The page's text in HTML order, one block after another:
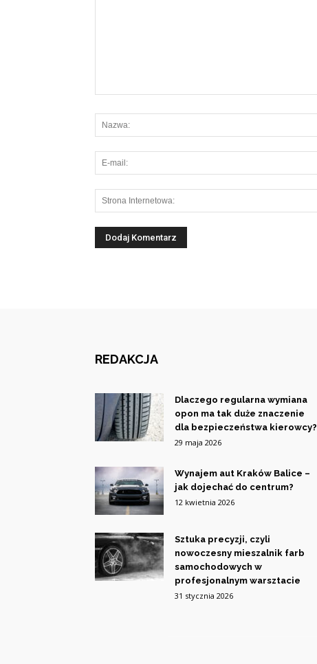
REDAKCJA
Dlaczego regularna wymiana
opon ma tak duże znaczenie
dla bezpieczeństwa kierowcy?
29 maja 2026
Wynajem aut Kraków Balice –
jak dojechać do centrum?
12 kwietnia 2026
Sztuka precyzji, czyli
nowoczesny mieszalnik farb
samochodowych w
profesjonalnym warsztacie
31 stycznia 2026